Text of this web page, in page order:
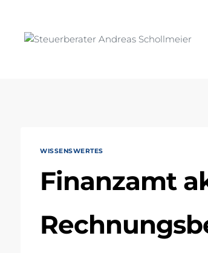
springen
WISSENSWERTES
Finanzamt